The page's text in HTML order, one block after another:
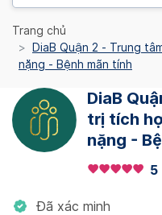
Trang chủ
DiaB Quận 2 - Trung
nặng - Bệnh mãn tính
DiaB
trị tích
nặng -
5
Đã xác minh